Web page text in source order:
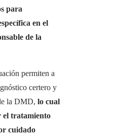
para
en el
de la
permiten a
certero y
la DMD, lo cual
el tratamiento
cuidado